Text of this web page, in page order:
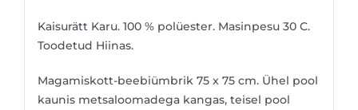
Kaisurätt Karu. 100 % polüester. Masinpesu 30 C.
Toodetud Hiinas.
Magamiskott-beebiümbrik 75 x 75 cm. Ühel pool
kaunis metsaloomadega kangas, teisel pool